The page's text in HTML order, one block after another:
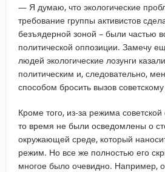
— Я думаю, что экологические
требование группы активистов
безъядерной зоной – были частью
политической оппозиции. Замечу
людей экологические лозунги
политическим и, следовательно,
способом бросить вызов
Кроме того, из-за режима
то время не были осведомлены о
окружающей среде, который
режим. Но все же полностью его
многое было очевидно. Например,